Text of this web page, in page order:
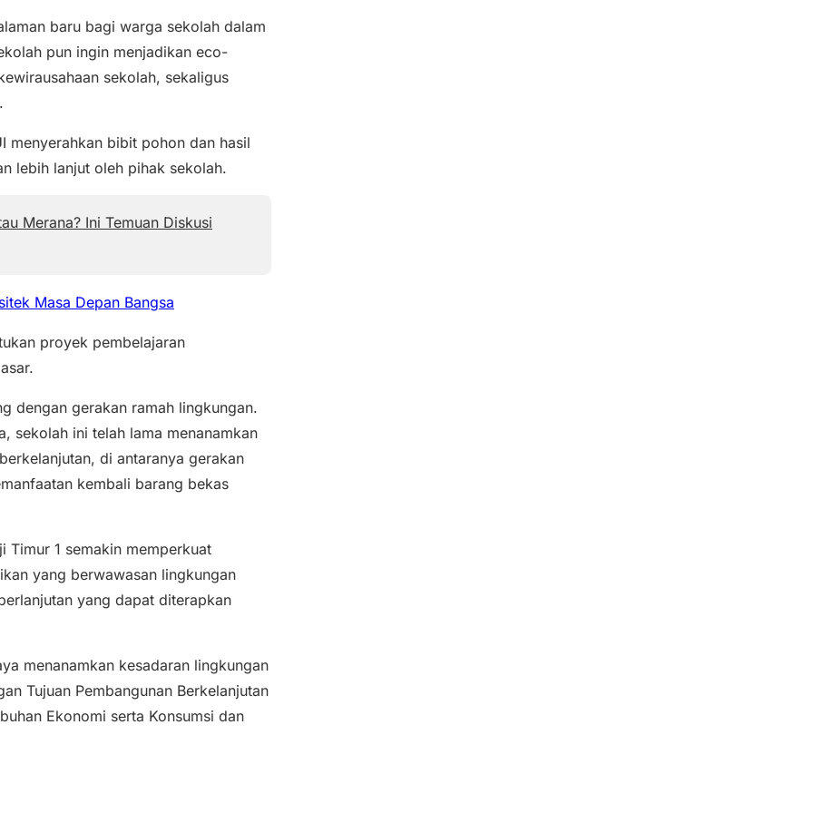
baru bagi warga sekolah dalam
pun ingin menjadikan eco-
sekolah, sekaligus
menyerahkan bibit pohon dan hasil
lebih lanjut oleh pihak sekolah.
Merana? Ini Temuan Diskusi
Masa Depan Bangsa
proyek pembelajaran
dengan gerakan ramah lingkungan.
sekolah ini telah lama menanamkan
di antaranya gerakan
kembali barang bekas
Timur 1 semakin memperkuat
yang berwawasan lingkungan
yang dapat diterapkan
menanamkan kesadaran lingkungan
Tujuan Pembangunan Berkelanjutan
Ekonomi serta Konsumsi dan